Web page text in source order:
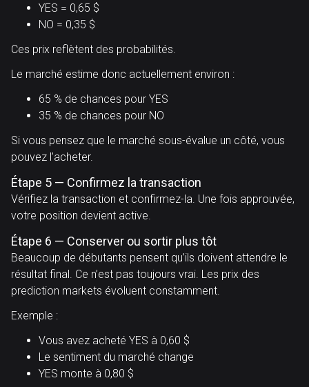
YES = 0,65 $
NO = 0,35 $
Ces prix reflètent des probabilités.
Le marché estime donc actuellement environ :
65 % de chances pour YES
35 % de chances pour NO
Si vous pensez que le marché sous-évalue un côté, vous
pouvez l’acheter.
Étape 5 — Confirmez la transaction
Vérifiez la transaction et confirmez-la. Une fois approuvée,
votre position devient active.
Étape 6 — Conserver ou sortir plus tôt
Beaucoup de débutants pensent qu’ils doivent attendre le
résultat final. Ce n’est pas toujours vrai. Les prix des
prediction markets évoluent constamment.
Exemple :
Vous avez acheté YES à 0,60 $
Le sentiment du marché change
YES monte à 0,80 $